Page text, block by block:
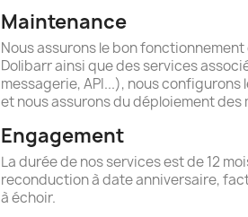
Maintenance
Nous assurons le bon
Dolibarr ainsi que des services
messagerie, API...), nous
et nous assurons du déploiement des
Engagement
La durée de nos services est de 12
reconduction à date anniversaire,
à échoir.